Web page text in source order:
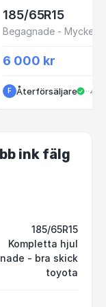
185/65R15
Begagnade - Mycket
6 000 kr
F Återförsäljare ··4
ink fälg
185/65R15
Kompletta hjul
- bra skick
toyota